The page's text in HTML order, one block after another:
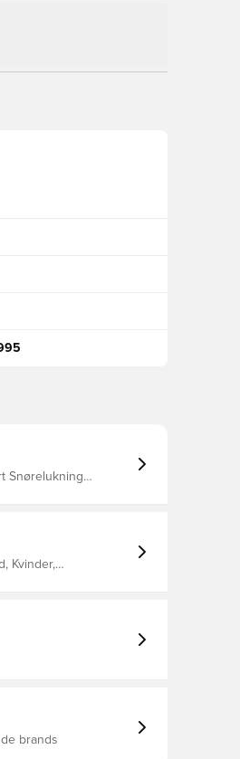
Snørelukning
Kvinder,
brands